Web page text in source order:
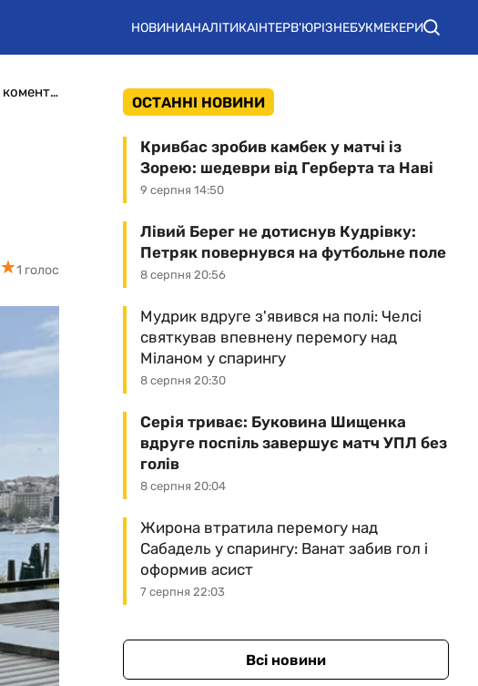
НОВИНИАНАЛІТИКАІНТЕРВ'ЮРІЗНЕБУКМЕКЕРИ
Шахтар призначив нового головного тренера: деталі контракту та перший коментар фахівця
★
★1 голос
ОСТАННІ НОВИНИ
9 серпня 14:50
Кривбас зробив камбек у матчі із
Зорею: шедеври від Герберта та Наві
8 серпня 20:56
Лівий Берег не дотиснув Кудрівку:
Петряк повернувся на футбольне поле
8 серпня 20:30
Мудрик вдруге з'явився на полі: Челсі
святкував впевнену перемогу над
Міланом у спарингу
8 серпня 20:04
Серія триває: Буковина Шищенка
вдруге поспіль завершує матч УПЛ без
голів
7 серпня 22:03
Жирона втратила перемогу над
Сабадель у спарингу: Ванат забив гол і
оформив асист
Всі новини